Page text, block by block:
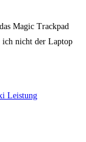
Magic Trackpad
ich nicht der Laptop